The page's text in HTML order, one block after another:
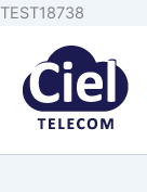
TEST18738
contenu
principal
Aller
contenu